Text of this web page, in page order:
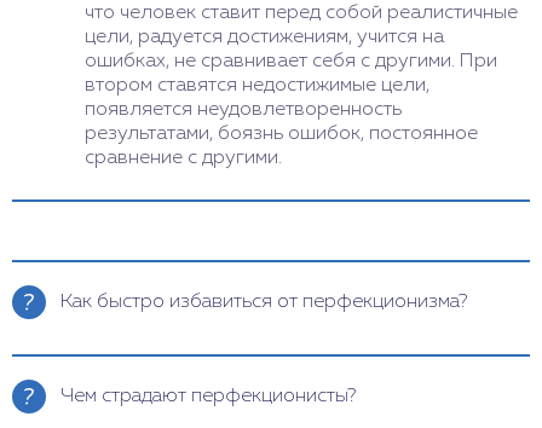
что человек ставит перед собой реалистичные
цели, радуется достижениям, учится на
ошибках, не сравнивает себя с другими. При
втором ставятся недостижимые цели,
появляется неудовлетворенность
результатами, боязнь ошибок, постоянное
сравнение с другими.
Как быстро избавиться от перфекционизма?
Быстро избавиться от перфекционизма
привычка. Но можно постепенно менять
Чем страдают перфекционисты?